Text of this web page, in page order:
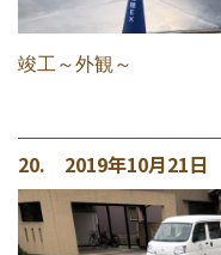
竣工～外観～
20. 2019年10月21日